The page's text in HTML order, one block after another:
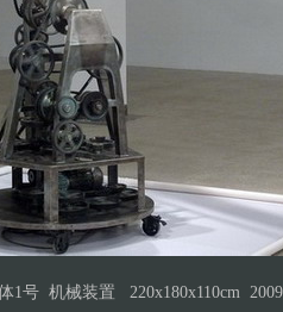
1号 机械装置 220x180x110cm 2009